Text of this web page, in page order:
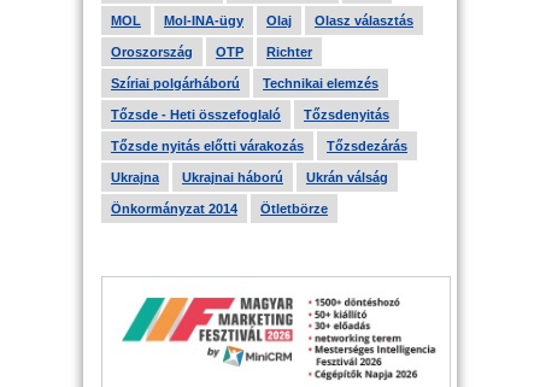
MOL Mol-INA-ügy Olaj Olasz választás
Oroszország OTP Richter
Szíriai polgárháború Technikai elemzés
Tőzsde - Heti összefoglaló Tőzsdenyitás
Tőzsde nyitás előtti várakozás Tőzsdezárás
Ukrajna Ukrajnai háború Ukrán válság
Önkormányzat 2014 Ötletbörze